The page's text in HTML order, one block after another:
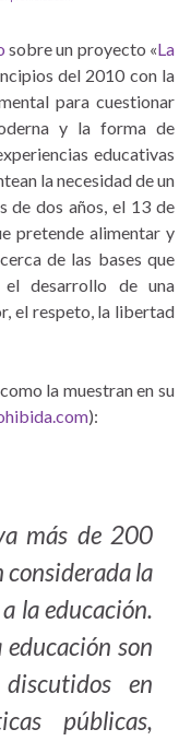
sobre un proyecto «La
del 2010 con la
para cuestionar
y la forma de
educativas
la necesidad de un
de dos años, el 13 de
pretende alimentar y
de las bases que
el desarrollo de una
el respeto, la libertad
la muestran en su
):
más de 200
considerada la
la educación.
son
en
públicas,